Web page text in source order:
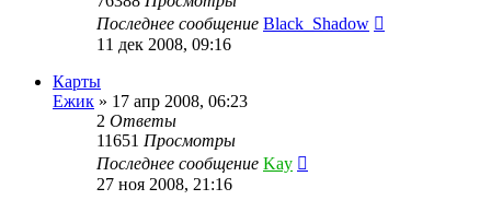
Последнее сообщение Black_Shadow
11 дек 2008, 09:16
Карты
Ежик » 17 апр 2008, 06:23
2 Ответы
11651 Просмотры
Последнее сообщение Kay
27 ноя 2008, 21:16